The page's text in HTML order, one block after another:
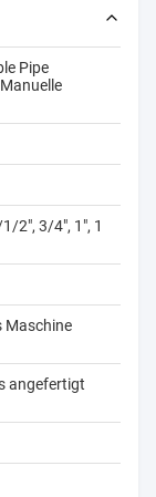
Pipe
2", 3/4", 1", 1
Maschine
angefertigt